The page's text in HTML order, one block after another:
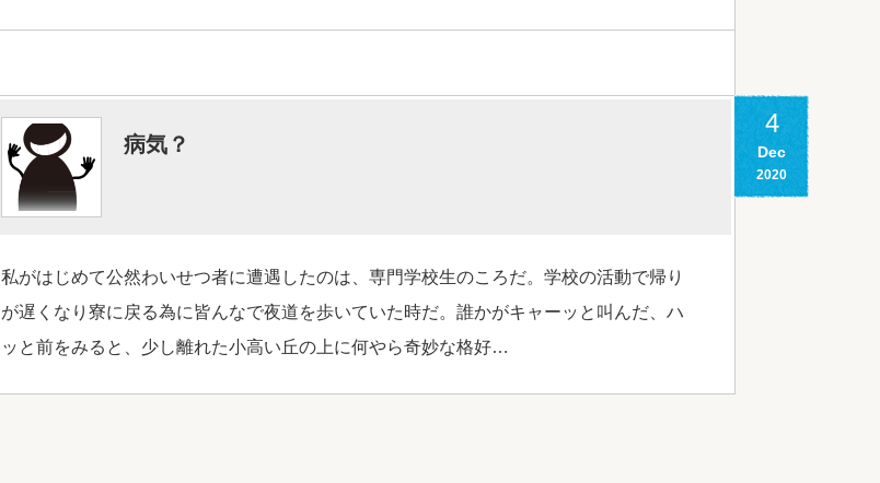
4
Dec
2020
病気？
私がはじめて公然わいせつ者に遭遇したのは、専門学校生のころだ。学校の活動で帰り
が遅くなり寮に戻る為に皆んなで夜道を歩いていた時だ。誰かがキャーッと叫んだ、ハ
ッと前をみると、少し離れた小高い丘の上に何やら奇妙な格好…